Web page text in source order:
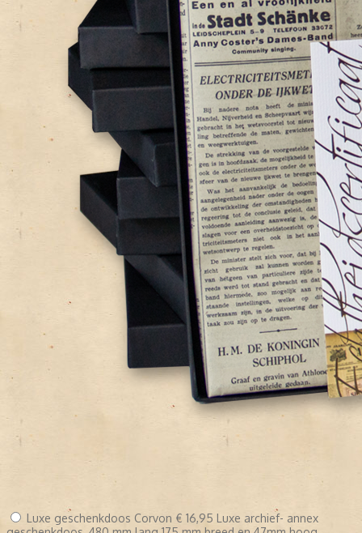
Luxe geschenkdoos Corvon € 16,95 Luxe archief- annex